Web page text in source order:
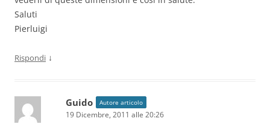
Saluti
Pierluigi
Rispondi ↓
Guido Autore articolo
19 Dicembre, 2011 alle 20:26